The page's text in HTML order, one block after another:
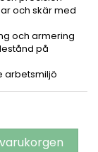
och skär med
och armering
på
arbetsmiljö